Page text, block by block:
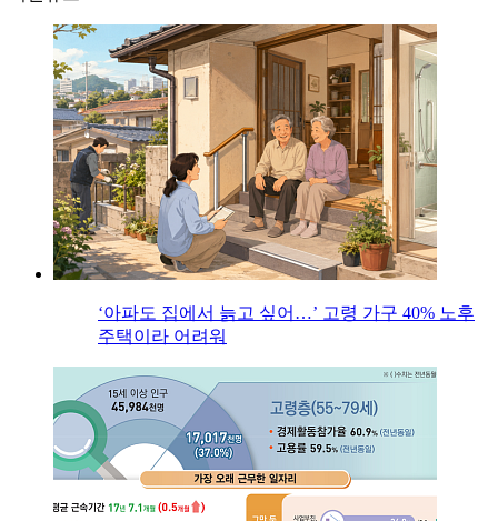
‘아파도 집에서 늙고 싶어…’ 고령 가구 40% 노후
주택이라 어려워